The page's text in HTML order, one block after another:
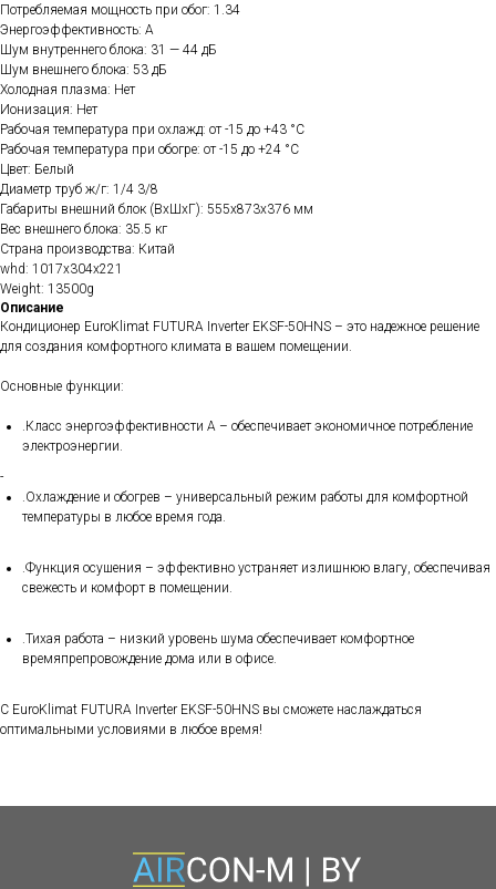
Потребляемая мощность при обог: 1.34
Энергоэффективность: A
Шум внутреннего блока: 31 — 44 дБ
Шум внешнего блока: 53 дБ
Холодная плазма: Нет
Ионизация: Нет
Рабочая температура при охлажд: от -15 до +43 °C
Рабочая температура при обогре: от -15 до +24 °C
Цвет: Белый
Диаметр труб ж/г: 1/4 3/8
Габариты внешний блок (ВхШхГ): 555x873x376 мм
Вес внешнего блока: 35.5 кг
Страна производства: Китай
whd: 1017x304x221
Weight: 13500g
Описание
Кондиционер EuroKlimat FUTURA Inverter EKSF-50HNS – это надежное решение
для создания комфортного климата в вашем помещении.
Основные функции:
.Класс энергоэффективности A – обеспечивает экономичное потребление
электроэнергии.
-
.Охлаждение и обогрев – универсальный режим работы для комфортной
температуры в любое время года.
.Функция осушения – эффективно устраняет излишнюю влагу, обеспечивая
свежесть и комфорт в помещении.
.Тихая работа – низкий уровень шума обеспечивает комфортное
времяпрепровождение дома или в офисе.
С EuroKlimat FUTURA Inverter EKSF-50HNS вы сможете наслаждаться
оптимальными условиями в любое время!